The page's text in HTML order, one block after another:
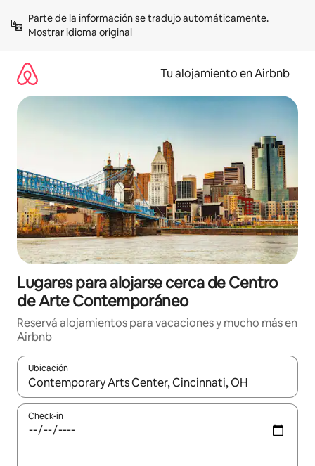
contenidoMostrar idioma original
Tu alojamiento en Airbnb
Lugares para alojarse cerca de Centro
de Arte Contemporáneo
Reservá alojamientos para vacaciones y mucho más en
Airbnb
Ubicación
Cuando los resultados estén disponibles, navegá con las
Check-in